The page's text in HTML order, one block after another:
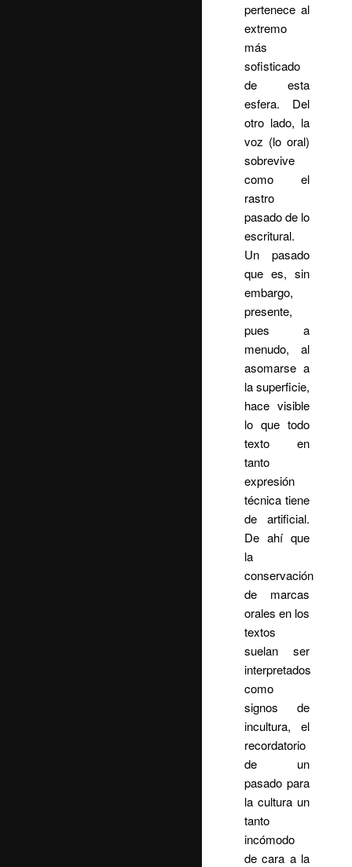
pertenece al
extremo
más
sofisticado
de esta
esfera. Del
otro lado, la
voz (lo oral)
sobrevive
como el
rastro
pasado de lo
escritural.
Un pasado
que es, sin
embargo,
presente,
pues a
menudo, al
asomarse a
la superficie,
hace visible
lo que todo
texto en
tanto
expresión
técnica tiene
de artificial.
De ahí que
la
conservación
de marcas
orales en los
textos
suelan ser
interpretados
como
signos de
incultura, el
recordatorio
de un
pasado para
la cultura un
tanto
incómodo
de cara a la